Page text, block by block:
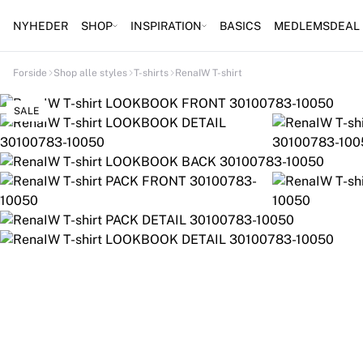
NYHEDER SHOP INSPIRATION BASICS MEDLEMSDEAL
Forside Shop alle styles T-shirts RenaIW T-shirt
SALE